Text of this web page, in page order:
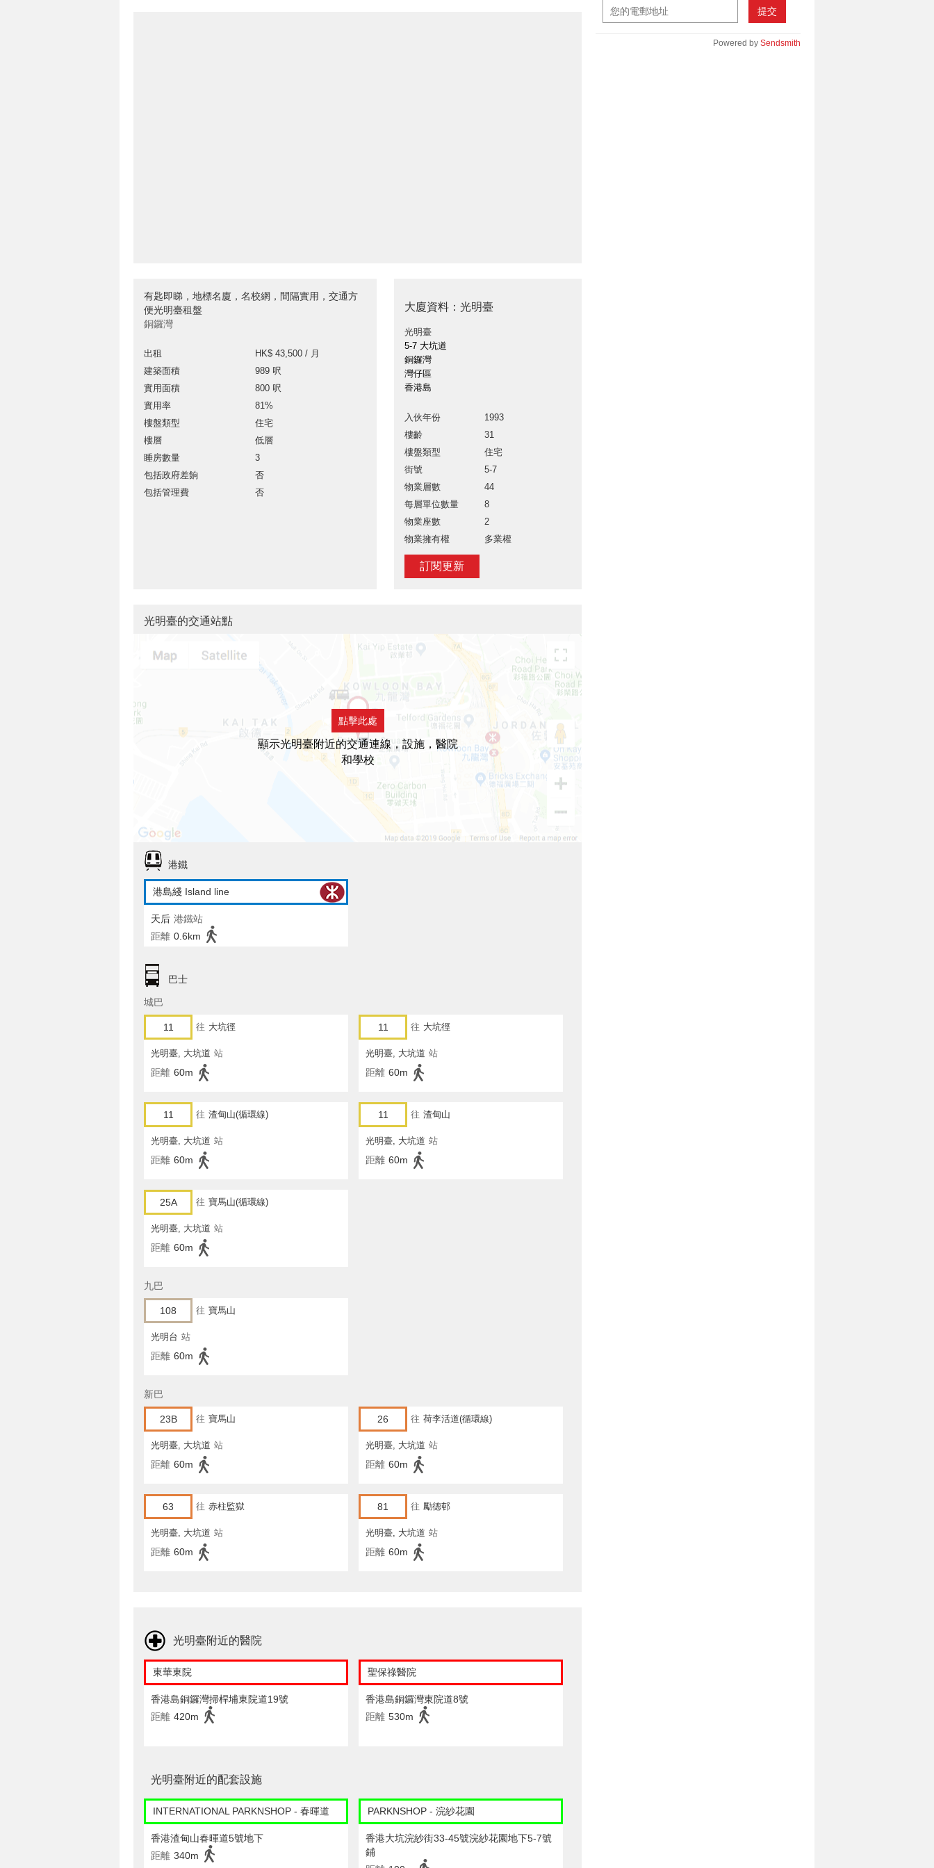
有匙即睇，地標名廈，名校網，間隔實用，交通方
便光明臺租盤
銅鑼灣
出租
HK$ 43,500 / 月
建築面積
989 呎
實用面積
800 呎
實用率
81%
樓盤類型
住宅
樓層
低層
睡房數量
3
包括政府差餉
否
包括管理費
否
大廈資料：光明臺
光明臺
5-7 大坑道
銅鑼灣
灣仔區
香港島
入伙年份
1993
樓齡
31
樓盤類型
住宅
街號
5-7
物業層數
44
每層單位數量
8
物業座數
2
物業擁有權
多業權
訂閱更新
提交
Powered by Sendsmith
光明臺的交通站點
點擊此處
顯示光明臺附近的交通連線，設施，醫院
和學校
港鐵
港島綫 Island line
天后 港鐵站
距離 0.6km
巴士
城巴
11 往 大坑徑
光明臺, 大坑道 站
距離 60m
11 往 大坑徑
光明臺, 大坑道 站
距離 60m
11 往 渣甸山(循環線)
光明臺, 大坑道 站
距離 60m
11 往 渣甸山
光明臺, 大坑道 站
距離 60m
25A 往 寶馬山(循環線)
光明臺, 大坑道 站
距離 60m
九巴
108 往 寶馬山
光明台 站
距離 60m
新巴
23B 往 寶馬山
光明臺, 大坑道 站
距離 60m
26 往 荷李活道(循環線)
光明臺, 大坑道 站
距離 60m
63 往 赤柱監獄
光明臺, 大坑道 站
距離 60m
81 往 勵德邨
光明臺, 大坑道 站
距離 60m
光明臺附近的醫院
東華東院
香港島銅鑼灣掃桿埔東院道19號
距離 420m
聖保祿醫院
香港島銅鑼灣東院道8號
距離 530m
光明臺附近的配套設施
INTERNATIONAL PARKNSHOP - 春暉道
香港渣甸山春暉道5號地下
距離 340m
PARKNSHOP - 浣紗花園
香港大坑浣紗街33-45號浣紗花園地下5-7號
鋪